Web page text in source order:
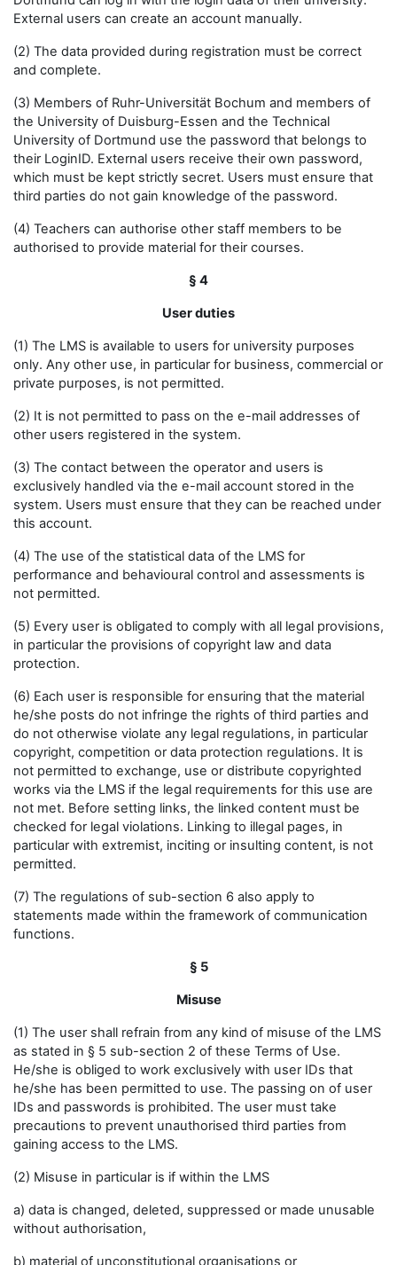
External users can create an account manually.
(2) The data provided during registration must be correct
and complete.
(3) Members of Ruhr-Universität Bochum and members of
the University of Duisburg-Essen and the Technical
University of Dortmund use the password that belongs to
their LoginID. External users receive their own password,
which must be kept strictly secret. Users must ensure that
third parties do not gain knowledge of the password.
(4) Teachers can authorise other staff members to be
authorised to provide material for their courses.
§ 4
User duties
(1) The LMS is available to users for university purposes
only. Any other use, in particular for business, commercial or
private purposes, is not permitted.
(2) It is not permitted to pass on the e-mail addresses of
other users registered in the system.
(3) The contact between the operator and users is
exclusively handled via the e-mail account stored in the
system. Users must ensure that they can be reached under
this account.
(4) The use of the statistical data of the LMS for
performance and behavioural control and assessments is
not permitted.
(5) Every user is obligated to comply with all legal provisions,
in particular the provisions of copyright law and data
protection.
(6) Each user is responsible for ensuring that the material
he/she posts do not infringe the rights of third parties and
do not otherwise violate any legal regulations, in particular
copyright, competition or data protection regulations. It is
not permitted to exchange, use or distribute copyrighted
works via the LMS if the legal requirements for this use are
not met. Before setting links, the linked content must be
checked for legal violations. Linking to illegal pages, in
particular with extremist, inciting or insulting content, is not
permitted.
(7) The regulations of sub-section 6 also apply to
statements made within the framework of communication
functions.
§ 5
Misuse
(1) The user shall refrain from any kind of misuse of the LMS
as stated in § 5 sub-section 2 of these Terms of Use.
He/she is obliged to work exclusively with user IDs that
he/she has been permitted to use. The passing on of user
IDs and passwords is prohibited. The user must take
precautions to prevent unauthorised third parties from
gaining access to the LMS.
(2) Misuse in particular is if within the LMS
a) data is changed, deleted, suppressed or made unusable
without authorisation,
b) material of unconstitutional organisations or